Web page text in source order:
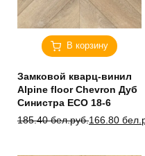
В корзину
Замковой кварц-винил
Alpine floor Chevron Дуб
Синистра ЕСО 18-6
185.40бел.руб.
Первоначальная166.80
Текущая